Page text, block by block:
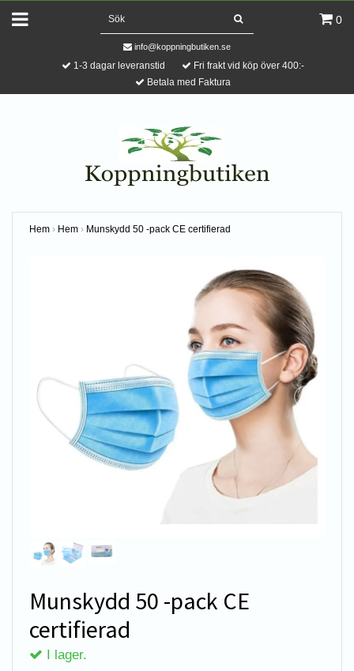
0
info@koppningbutiken.se
1-3 dagar leveranstid
Fri frakt vid köp över 400:-
Betala med Faktura
Hem › Hem › Munskydd 50 -pack CE certifierad
Munskydd 50 -pack CE
certifierad
I lager.